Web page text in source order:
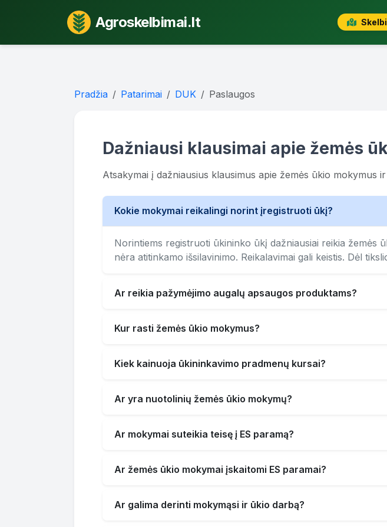
Agroskelbimai.lt
Pradžia Patarimai DUK Paslaugos
Dažniausi klausimai apie žemės
Atsakymai į dažniausius klausimus apie žemės ūkio mokymus
Kokie mokymai reikalingi norint įregistruoti ūkį?
Norintiems registruoti ūkininko ūkį dažniausiai reikia žemės
nėra atitinkamo išsilavinimo. Reikalavimai gali keistis. Dėl
Ar reikia pažymėjimo augalų apsaugos produktams?
Kur rasti žemės ūkio mokymus?
Kiek kainuoja ūkininkavimo pradmenų kursai?
Ar yra nuotolinių žemės ūkio mokymų?
Ar mokymai suteikia teisę į ES paramą?
Ar žemės ūkio mokymai įskaitomi ES paramai?
Ar galima derinti mokymąsi ir ūkio darbą?